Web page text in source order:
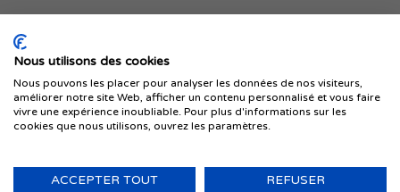
Je publie mon offre
© 1999-2026 IMMIGRER.COM INC. — TOUS DROITS RÉSERVÉS
Nous utilisons des cookies
Nous pouvons les placer pour analyser les données de nos visiteurs,
améliorer notre site Web, afficher un contenu personnalisé et vous faire
vivre une expérience inoubliable. Pour plus d'informations sur les
cookies que nous utilisons, ouvrez les paramètres.
ACCEPTER TOUT REFUSER